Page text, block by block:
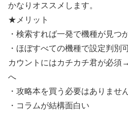
かなりオススメします。
★メリット
・検索すれば一発で機種が見
・ほぼすべての機種で設定判
カウントにはカチカチ君が必須
へ
・攻略本を買う必要はありま
・コラムが結構面白い